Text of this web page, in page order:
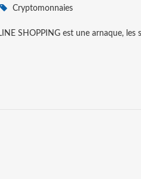
Cryptomonnaies
SHOPPING est une arnaque, les